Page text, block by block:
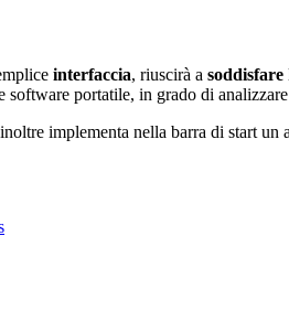
interfaccia, riuscirà a soddisfare
software portatile, in grado di
implementa nella barra di start un